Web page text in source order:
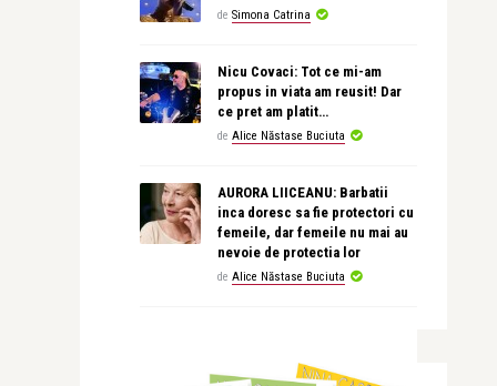
de Simona Catrina
Nicu Covaci: Tot ce mi-am
propus in viata am reusit! Dar
ce pret am platit…
de Alice Năstase Buciuta
AURORA LIICEANU: Barbatii
inca doresc sa fie protectori cu
femeile, dar femeile nu mai au
nevoie de protectia lor
de Alice Năstase Buciuta